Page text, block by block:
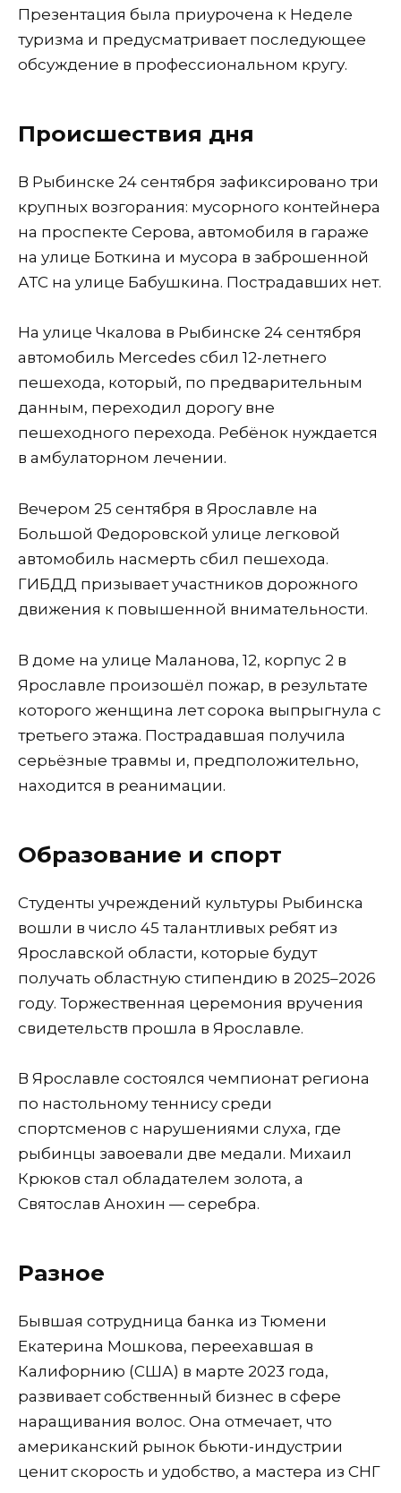
Презентация была приурочена к Неделе
туризма и предусматривает последующее
обсуждение в профессиональном кругу.
Происшествия дня
В Рыбинске 24 сентября зафиксировано три
крупных возгорания: мусорного контейнера
на проспекте Серова, автомобиля в гараже
на улице Боткина и мусора в заброшенной
АТС на улице Бабушкина. Пострадавших нет.
На улице Чкалова в Рыбинске 24 сентября
автомобиль Mercedes сбил 12-летнего
пешехода, который, по предварительным
данным, переходил дорогу вне
пешеходного перехода. Ребёнок нуждается
в амбулаторном лечении.
Вечером 25 сентября в Ярославле на
Большой Федоровской улице легковой
автомобиль насмерть сбил пешехода.
ГИБДД призывает участников дорожного
движения к повышенной внимательности.
В доме на улице Маланова, 12, корпус 2 в
Ярославле произошёл пожар, в результате
которого женщина лет сорока выпрыгнула с
третьего этажа. Пострадавшая получила
серьёзные травмы и, предположительно,
находится в реанимации.
Образование и спорт
Студенты учреждений культуры Рыбинска
вошли в число 45 талантливых ребят из
Ярославской области, которые будут
получать областную стипендию в 2025–2026
году. Торжественная церемония вручения
свидетельств прошла в Ярославле.
В Ярославле состоялся чемпионат региона
по настольному теннису среди
спортсменов с нарушениями слуха, где
рыбинцы завоевали две медали. Михаил
Крюков стал обладателем золота, а
Святослав Анохин — серебра.
Разное
Бывшая сотрудница банка из Тюмени
Екатерина Мошкова, переехавшая в
Калифорнию (США) в марте 2023 года,
развивает собственный бизнес в сфере
наращивания волос. Она отмечает, что
американский рынок бьюти-индустрии
ценит скорость и удобство, а мастера из СНГ